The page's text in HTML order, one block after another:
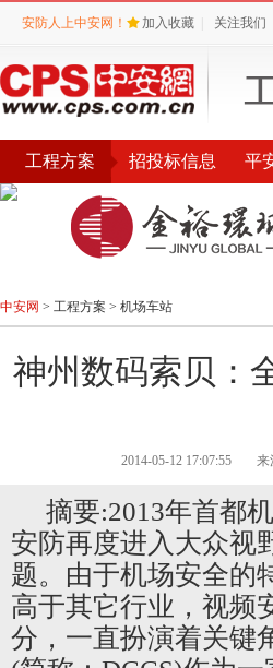
安防人上中安网！ 加入收藏 关注我们
工程方案 招投标信息 平
环保城管 智能社区
中安网 > 工程方案 > 机场车站
神州数码索贝：
2014-05-12 17:07:55 来
摘要:2013年首都
安防再度进入大众视
题。由于机场安全的
高于其它行业，视频
分，一直扮演着关键